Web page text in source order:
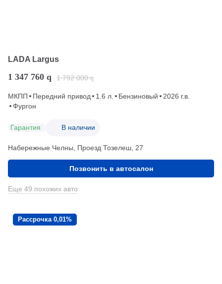
LADA Largus
1 347 760 q 1 792 000 q
МКПП Передний привод 1.6 л. Бензиновый
2026 г.в.
Фургон
Гарантия В наличии
Набережные Челны, Проезд ​Тозелеш, 27
Позвонить в автосалон
Еще 49 похожих авто
Рассрочка 0,01%